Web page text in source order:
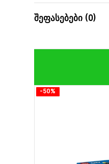
შეფასებები (0)
-50%